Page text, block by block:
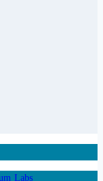
Labs